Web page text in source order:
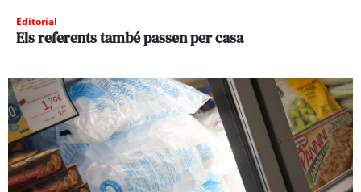
Editorial
Els referents també passen per casa